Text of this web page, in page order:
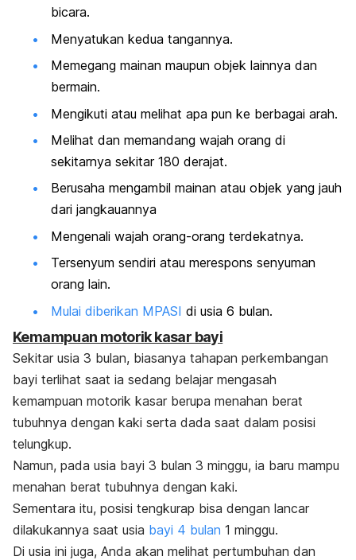
bicara.
Menyatukan kedua tangannya.
Memegang mainan maupun objek lainnya dan
bermain.
Mengikuti atau melihat apa pun ke berbagai arah.
Melihat dan memandang wajah orang di
sekitarnya sekitar 180 derajat.
Berusaha mengambil mainan atau objek yang jauh
dari jangkauannya
Mengenali wajah orang-orang terdekatnya.
Tersenyum sendiri atau merespons senyuman
orang lain.
Mulai diberikan MPASI di usia 6 bulan.
Kemampuan motorik kasar bayi
Sekitar usia 3 bulan, biasanya tahapan perkembangan
bayi terlihat saat ia sedang belajar mengasah
kemampuan motorik kasar berupa menahan berat
tubuhnya dengan kaki serta dada saat dalam posisi
telungkup.
Namun, pada usia bayi 3 bulan 3 minggu, ia baru mampu
menahan berat tubuhnya dengan kaki.
Sementara itu, posisi tengkurap bisa dengan lancar
dilakukannya saat usia bayi 4 bulan 1 minggu.
Di usia ini juga, Anda akan melihat pertumbuhan dan